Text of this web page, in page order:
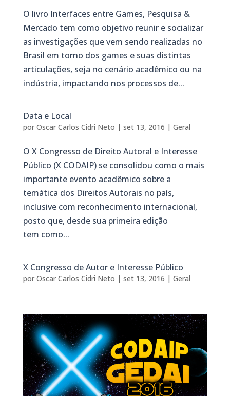
O livro Interfaces entre Games, Pesquisa &
Mercado tem como objetivo reunir e socializar
as investigações que vem sendo realizadas no
Brasil em torno dos games e suas distintas
articulações, seja no cenário acadêmico ou na
indústria, impactando nos processos de...
Data e Local
por Oscar Carlos Cidri Neto | set 13, 2016 | Geral
O X Congresso de Direito Autoral e Interesse
Público (X CODAIP) se consolidou como o mais
importante evento acadêmico sobre a
temática dos Direitos Autorais no país,
inclusive com reconhecimento internacional,
posto que, desde sua primeira edição
tem como...
X Congresso de Autor e Interesse Público
por Oscar Carlos Cidri Neto | set 13, 2016 | Geral